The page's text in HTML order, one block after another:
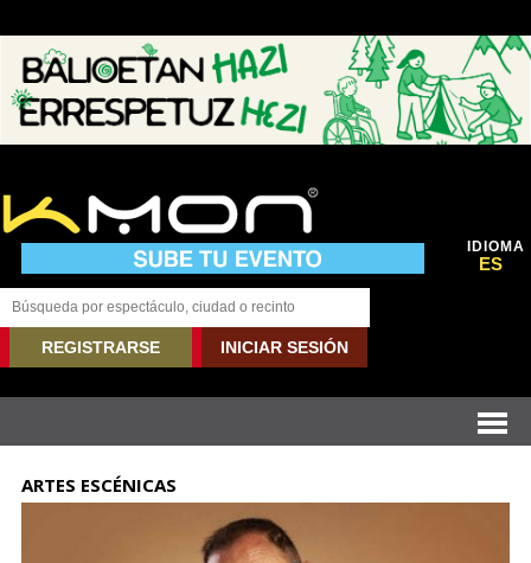
IDIOMA
ES
REGISTRARSE INICIAR SESIÓN
ARTES ESCÉNICAS